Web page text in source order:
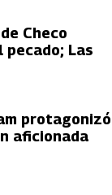
Checo
pecado; Las
protagonizó
aficionada